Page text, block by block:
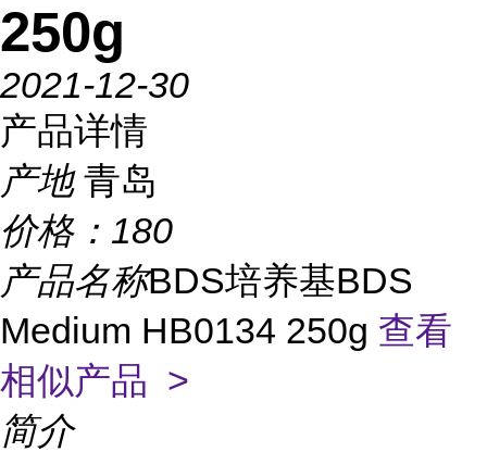
250g
2021-12-30
产品详情
产地 青岛
价格： 180
产品名称BDS培养基BDS
Medium HB0134 250g 查看
相似产品 >
简介